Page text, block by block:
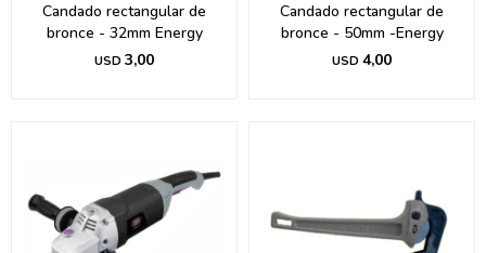
Candado rectangular de
bronce - 32mm Energy
USD 3,00
Candado rectangular de
bronce - 50mm -Energy
USD 4,00